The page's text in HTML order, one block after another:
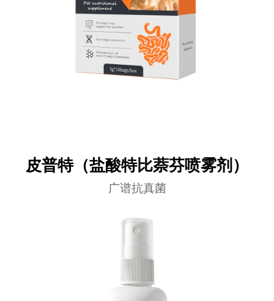
皮普特（盐酸特比萘芬喷雾剂）
广谱抗真菌